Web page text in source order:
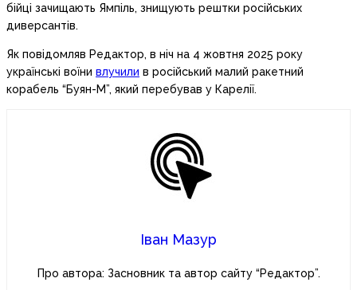
бійці зачищають Ямпіль, знищують рештки російських
диверсантів.
Як повідомляв Редактор, в ніч на 4 жовтня 2025 року
українські воїни влучили в російський малий ракетний
корабель “Буян-М”, який перебував у Карелії.
Іван Мазур
Про автора: Засновник та автор сайту “Редактор”.